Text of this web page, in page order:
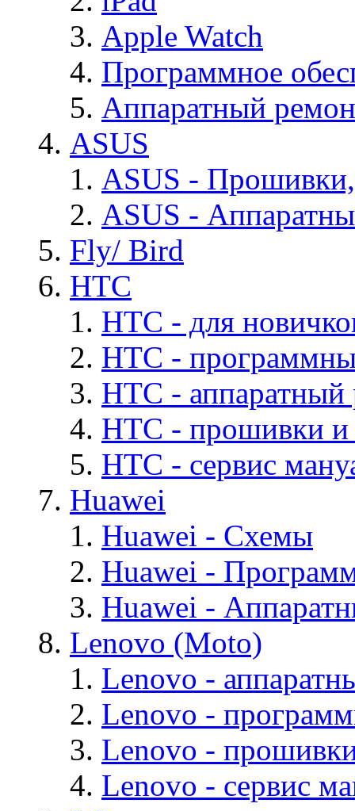
Apple Watch
Программное
Аппаратный
ASUS
ASUS -
ASUS -
Fly/ Bird
HTC
HTC - для
HTC -
HTC - аппаратный
HTC - прошивки
HTC - cервис
Huawei
Huawei - Cхемы
Huawei -
Huawei -
Lenovo (Moto)
Lenovo -
Lenovo -
Lenovo -
Lenovo - cервис